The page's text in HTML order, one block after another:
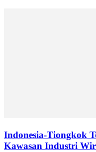
Indonesia-Tiongkok
Kawasan Industri